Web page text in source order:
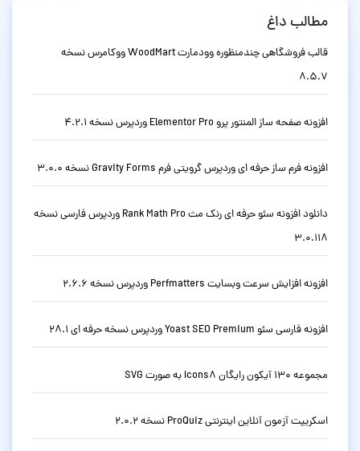
مطالب داغ
قالب فروشگاهی چندمنظوره وودمارت WoodMart ووکامرس نسخه
8.5.7
افزونه صفحه ساز المنتور پرو Elementor Pro وردپرس نسخه 4.2.1
افزونه فرم ساز حرفه ای وردپرس گرویتی فرم Gravity Forms نسخه 3.0.0
دانلود افزونه سئو حرفه ای رنک مث Rank Math Pro وردپرس فارسی نسخه
3.0.118
افزونه افزایش سرعت وبسایت Perfmatters وردپرس نسخه 2.6.6
افزونه فارسی سئو Yoast SEO Premium وردپرس نسخه حرفه ای 28.1
مجموعه 130 آیکون رایگان Icons8 به صورت SVG
اسکریپت آزمون آنلاین اینترنتی ProQuiz نسخه 2.0.2